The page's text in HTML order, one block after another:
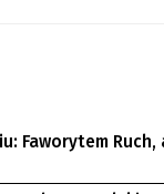
Faworytem Ruch,